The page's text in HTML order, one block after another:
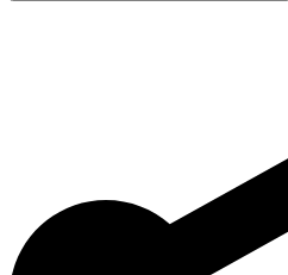
Geschichte in Schottland und ist für
weiches, langes Fell sehr beliebt. Ihr
freundliches Wesen haben ihr auch
Katzenliebhabergemeinschaft große
Langhaarige Schottische
Katzenausstellungen erfolgreich,
Familienbegleiter sehr geschätzt.